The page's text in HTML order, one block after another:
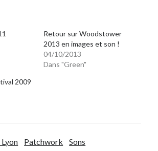
Retour sur Woodstower
2013 en images et son !
04/10/2013
Dans "Green"
2009
Patchwork Sons